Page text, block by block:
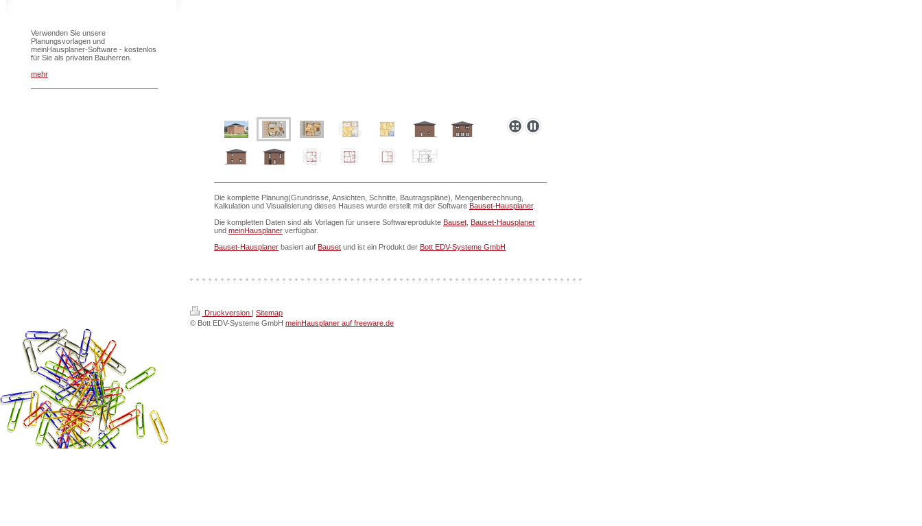
Die komplette Planung(Grundrisse, Ansichten, Schnitte, Bautragspläne), Mengenberechnung,
Kalkulation und Visualisierung dieses Hauses wurde erstellt mit der Software Bauset-Hausplaner.
Die kompletten Daten sind als Vorlagen für unsere Softwareprodukte Bauset Bauset-Hausplaner
und meinHausplaner verfügbar.
Bauset-Hausplaner basiert auf Bauset und ist ein Produkt der Bott EDV-Systeme GmbH
Druckversion | Sitemap
© Bott EDV-Systeme GmbH meinHausplaner auf freeware.de
Verwenden Sie unsere
Planungsvorlagen und
meinHausplaner-Software - kostenlos
für Sie als privaten Bauherren.
mehr